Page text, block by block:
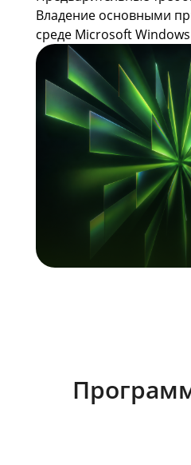
Владение основными
среде Microsoft Windows